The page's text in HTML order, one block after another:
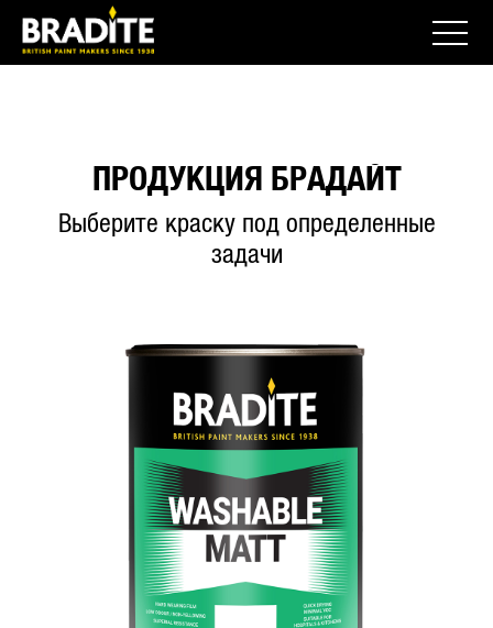
ПРОДУКЦИЯ БРАДАЙТ
Выберите краску под определенные
задачи